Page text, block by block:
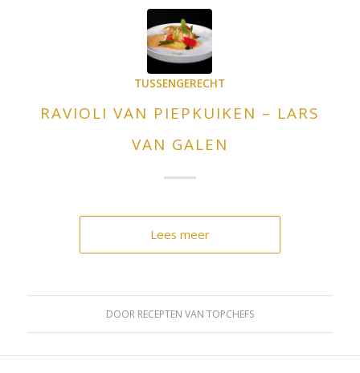
TUSSENGERECHT
RAVIOLI VAN PIEPKUIKEN – LARS
VAN GALEN
Lees meer
DOOR RECEPTEN VAN TOPCHEFS